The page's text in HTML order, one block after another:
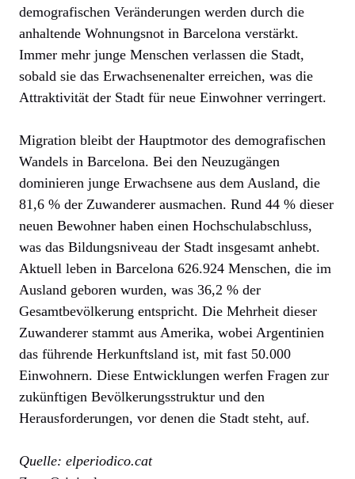
demografischen Veränderungen werden durch die
anhaltende Wohnungsnot in Barcelona verstärkt.
Immer mehr junge Menschen verlassen die Stadt,
sobald sie das Erwachsenenalter erreichen, was die
Attraktivität der Stadt für neue Einwohner verringert.
Migration bleibt der Hauptmotor des demografischen
Wandels in Barcelona. Bei den Neuzugängen
dominieren junge Erwachsene aus dem Ausland, die
81,6 % der Zuwanderer ausmachen. Rund 44 % dieser
neuen Bewohner haben einen Hochschulabschluss,
was das Bildungsniveau der Stadt insgesamt anhebt.
Aktuell leben in Barcelona 626.924 Menschen, die im
Ausland geboren wurden, was 36,2 % der
Gesamtbevölkerung entspricht. Die Mehrheit dieser
Zuwanderer stammt aus Amerika, wobei Argentinien
das führende Herkunftsland ist, mit fast 50.000
Einwohnern. Diese Entwicklungen werfen Fragen zur
zukünftigen Bevölkerungsstruktur und den
Herausforderungen, vor denen die Stadt steht, auf.
Quelle: elperiodico.cat